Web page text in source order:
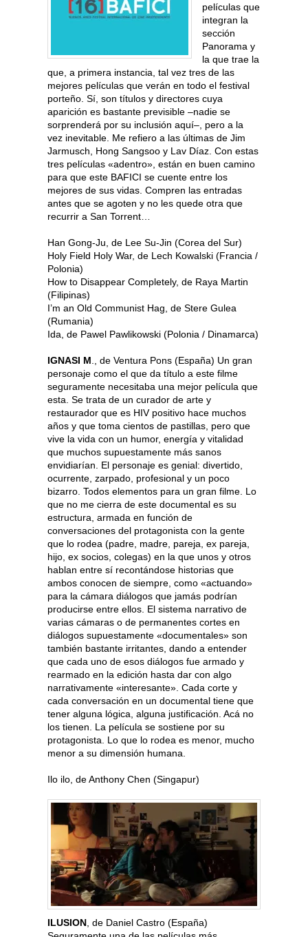
películas que
integran la
sección
Panorama y
la que trae la
que, a primera instancia, tal vez tres de las
mejores películas que verán en todo el festival
porteño. Sí, son títulos y directores cuya
aparición es bastante previsible –nadie se
sorprenderá por su inclusión aquí–, pero a la
vez inevitable. Me refiero a las últimas de Jim
Jarmusch, Hong Sangsoo y Lav Díaz. Con estas
tres películas «adentro», están en buen camino
para que este BAFICI se cuente entre los
mejores de sus vidas. Compren las entradas
antes que se agoten y no les quede otra que
recurrir a San Torrent…
Han Gong-Ju, de Lee Su-Jin (Corea del Sur)
Holy Field Holy War, de Lech Kowalski (Francia /
Polonia)
How to Disappear Completely, de Raya Martin
(Filipinas)
I’m an Old Communist Hag, de Stere Gulea
(Rumania)
Ida, de Pawel Pawlikowski (Polonia / Dinamarca)
IGNASI M ., de Ventura Pons (España) Un gran
personaje como el que da título a este filme
seguramente necesitaba una mejor película que
esta. Se trata de un curador de arte y
restaurador que es HIV positivo hace muchos
años y que toma cientos de pastillas, pero que
vive la vida con un humor, energía y vitalidad
que muchos supuestamente más sanos
envidiarían. El personaje es genial: divertido,
ocurrente, zarpado, profesional y un poco
bizarro. Todos elementos para un gran filme. Lo
que no me cierra de este documental es su
estructura, armada en función de
conversaciones del protagonista con la gente
que lo rodea (padre, madre, pareja, ex pareja,
hijo, ex socios, colegas) en la que unos y otros
hablan entre sí recontándose historias que
ambos conocen de siempre, como «actuando»
para la cámara diálogos que jamás podrían
producirse entre ellos. El sistema narrativo de
varias cámaras o de permanentes cortes en
diálogos supuestamente «documentales» son
también bastante irritantes, dando a entender
que cada uno de esos diálogos fue armado y
rearmado en la edición hasta dar con algo
narrativamente «interesante». Cada corte y
cada conversación en un documental tiene que
tener alguna lógica, alguna justificación. Acá no
los tienen. La película se sostiene por su
protagonista. Lo que lo rodea es menor, mucho
menor a su dimensión humana.
Ilo ilo, de Anthony Chen (Singapur)
ILUSION , de Daniel Castro (España)